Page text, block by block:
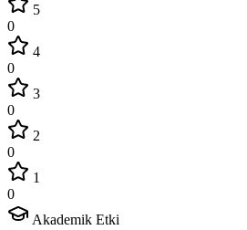
5
0
4
0
3
0
2
0
1
0
Akademik Etki